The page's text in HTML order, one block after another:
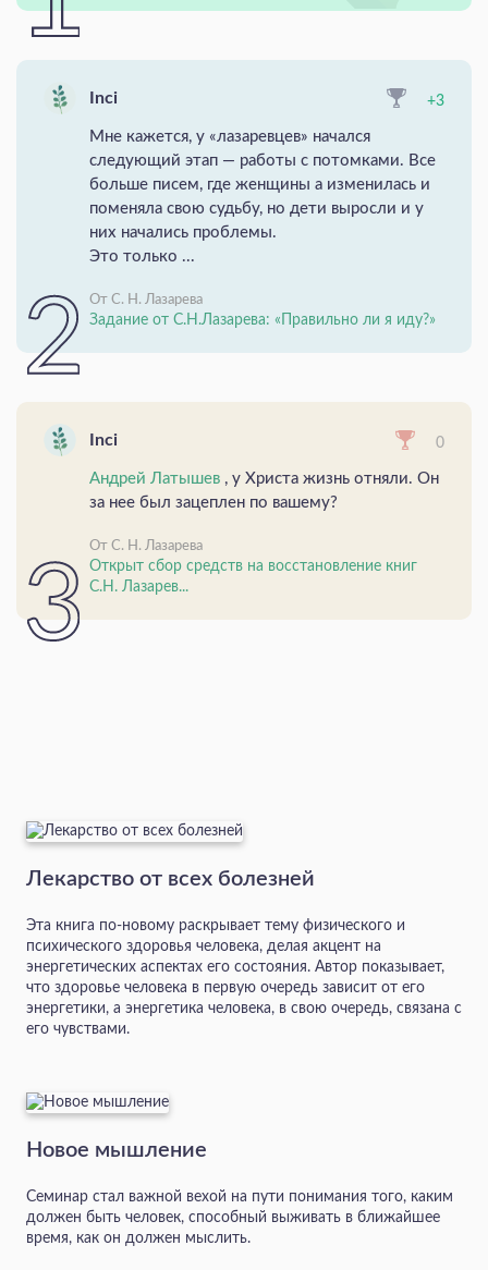
Inci +3
Мне кажется, у «лазаревцев» начался
следующий этап — работы с потомками. Все
больше писем, где женщины а изменилась и
поменяла свою судьбу, но дети выросли и у
них начались проблемы.
Это только ...
От С. Н. Лазарева
Задание от С.Н.Лазарева: «Правильно ли я иду?»
Inci 0
Андрей Латышев , у Христа жизнь отняли. Он
за нее был зацеплен по вашему?
От С. Н. Лазарева
Открыт сбор средств на восстановление книг
С.Н. Лазарев...
Лекарство от всех болезней
Эта книга по-новому раскрывает тему физического и
психического здоровья человека, делая акцент на
энергетических аспектах его состояния. Автор показывает,
что здоровье человека в первую очередь зависит от его
энергетики, а энергетика человека, в свою очередь, связана с
его чувствами.
Новое мышление
Семинар стал важной вехой на пути понимания того, каким
должен быть человек, способный выживать в ближайшее
время, как он должен мыслить.